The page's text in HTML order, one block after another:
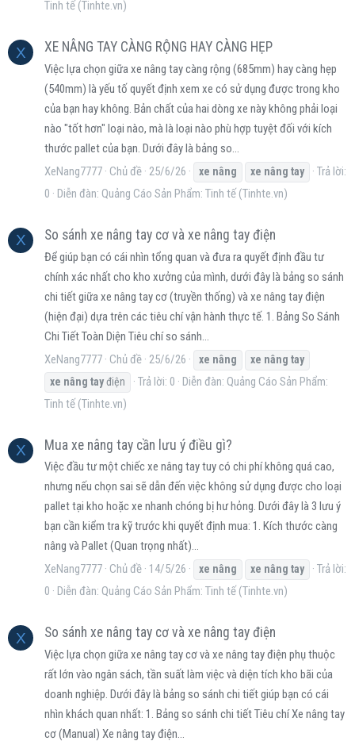
Tinh tế (Tinhte.vn)
X XE NÂNG TAY CÀNG RỘNG HAY CÀNG HẸP
Việc lựa chọn giữa xe nâng tay càng rộng (685mm) hay càng hẹp
(540mm) là yếu tố quyết định xem xe có sử dụng được trong kho
của bạn hay không. Bản chất của hai dòng xe này không phải loại
nào "tốt hơn" loại nào, mà là loại nào phù hợp tuyệt đối với kích
thước pallet của bạn. Dưới đây là bảng so...
XeNang7777 Chủ đề 25/6/26 xe nâng xe nâng tay
Trả lời:
0
Diễn đàn: Quảng Cáo Sản Phẩm: Tinh tế (Tinhte.vn)
X So sánh xe nâng tay cơ và xe nâng tay điện
Để giúp bạn có cái nhìn tổng quan và đưa ra quyết định đầu tư
chính xác nhất cho kho xưởng của mình, dưới đây là bảng so sánh
chi tiết giữa xe nâng tay cơ (truyền thống) và xe nâng tay điện
(hiện đại) dựa trên các tiêu chí vận hành thực tế. 1. Bảng So Sánh
Chi Tiết Toàn Diện Tiêu chí so sánh...
XeNang7777 Chủ đề 25/6/26 xe nâng xe nâng tay
xe nâng tayđiện Trả lời: 0 Diễn đàn: Quảng Cáo Sản Phẩm:
Tinh tế (Tinhte.vn)
X Mua xe nâng tay cần lưu ý điều gì?
Việc đầu tư một chiếc xe nâng tay tuy có chi phí không quá cao,
nhưng nếu chọn sai sẽ dẫn đến việc không sử dụng được cho loại
pallet tại kho hoặc xe nhanh chóng bị hư hỏng. Dưới đây là 3 lưu ý
bạn cần kiểm tra kỹ trước khi quyết định mua: 1. Kích thước càng
nâng và Pallet (Quan trọng nhất)...
XeNang7777 Chủ đề 14/5/26 xe nâng xe nâng tay
Trả lời:
0
Diễn đàn: Quảng Cáo Sản Phẩm: Tinh tế (Tinhte.vn)
X So sánh xe nâng tay cơ và xe nâng tay điện
Việc lựa chọn giữa xe nâng tay cơ và xe nâng tay điện phụ thuộc
rất lớn vào ngân sách, tần suất làm việc và diện tích kho bãi của
doanh nghiệp. Dưới đây là bảng so sánh chi tiết giúp bạn có cái
nhìn khách quan nhất: 1. Bảng so sánh chi tiết Tiêu chí Xe nâng tay
cơ (Manual) Xe nâng tay điện...